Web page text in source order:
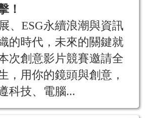
！
、ESG永續浪潮與資訊
的時代，未來的關鍵就
次創意影片競賽邀請全
，用你的鏡頭與創意，
科技、電腦...